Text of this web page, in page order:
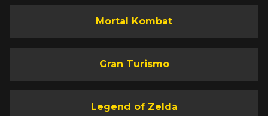
Mortal Kombat
Gran Turismo
Legend of Zelda